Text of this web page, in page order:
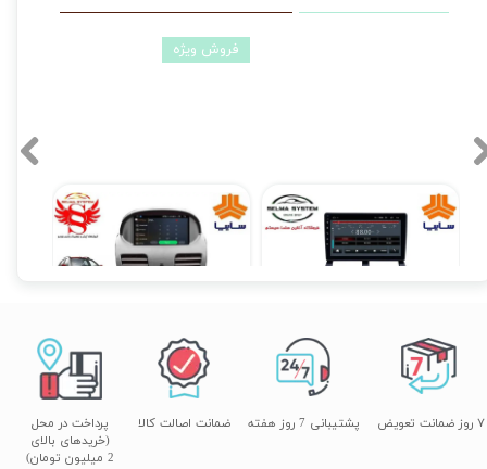
مانیتور فابریک ساینا و کوییک 7 اینچ اندروید مدل W100
۱۰,۳۹۰,۰۰۰ تومان
فروش ویژه
مانیتور فابریکی اندروید تیبا TIBA فولتاچ مدل T3L
۱۲,۹۰۰,۰۰۰ تومان
پشتیبانی 7 روز هفته
پرداخت در محل
(خریدهای بالای
2 میلیون تومان)
۷ روز ضمانت تعویض ضمانت اصالت کالا